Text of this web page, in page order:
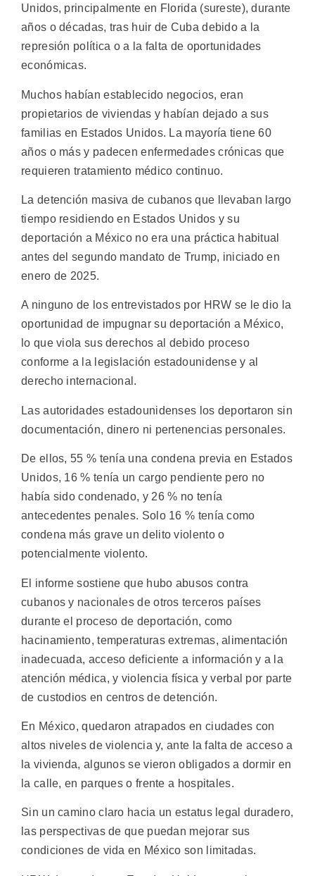
Unidos, principalmente en Florida (sureste), durante
años o décadas, tras huir de Cuba debido a la
represión política o a la falta de oportunidades
económicas.
Muchos habían establecido negocios, eran
propietarios de viviendas y habían dejado a sus
familias en Estados Unidos. La mayoría tiene 60
años o más y padecen enfermedades crónicas que
requieren tratamiento médico continuo.
La detención masiva de cubanos que llevaban largo
tiempo residiendo en Estados Unidos y su
deportación a México no era una práctica habitual
antes del segundo mandato de Trump, iniciado en
enero de 2025.
A ninguno de los entrevistados por HRW se le dio la
oportunidad de impugnar su deportación a México,
lo que viola sus derechos al debido proceso
conforme a la legislación estadounidense y al
derecho internacional.
Las autoridades estadounidenses los deportaron sin
documentación, dinero ni pertenencias personales.
De ellos, 55 % tenía una condena previa en Estados
Unidos, 16 % tenía un cargo pendiente pero no
había sido condenado, y 26 % no tenía
antecedentes penales. Solo 16 % tenía como
condena más grave un delito violento o
potencialmente violento.
El informe sostiene que hubo abusos contra
cubanos y nacionales de otros terceros países
durante el proceso de deportación, como
hacinamiento, temperaturas extremas, alimentación
inadecuada, acceso deficiente a información y a la
atención médica, y violencia física y verbal por parte
de custodios en centros de detención.
En México, quedaron atrapados en ciudades con
altos niveles de violencia y, ante la falta de acceso a
la vivienda, algunos se vieron obligados a dormir en
la calle, en parques o frente a hospitales.
Sin un camino claro hacia un estatus legal duradero,
las perspectivas de que puedan mejorar sus
condiciones de vida en México son limitadas.